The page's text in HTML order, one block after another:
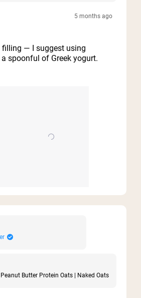
5 months ago
filling — I suggest using
spoonful of Greek yogurt.
Butter Protein Oats | Naked Oats